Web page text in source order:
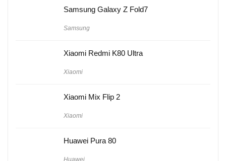
Samsung Galaxy Z Fold7
Samsung
Xiaomi Redmi K80 Ultra
Xiaomi
Xiaomi Mix Flip 2
Xiaomi
Huawei Pura 80
Huawei